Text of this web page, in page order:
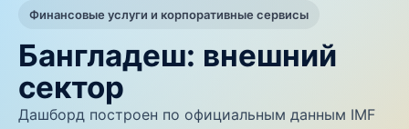
Финансовые услуги и корпоративные сервисы
Бангладеш: внешний
сектор
Дашборд построен по официальным данным IMF